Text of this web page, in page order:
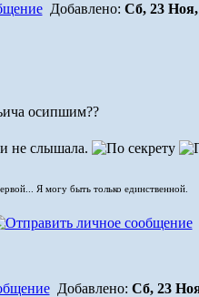
Добавлено: Сб, 23 Ноя,
осипшим??
не слышала.
Я могу быть только единственной.
Добавлено: Сб, 23